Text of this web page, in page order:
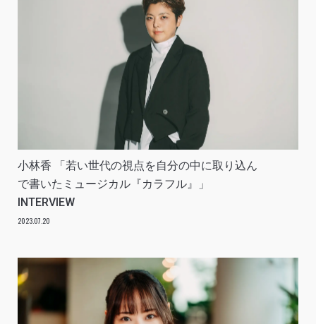
小林香 「若い世代の視点を自分の中に取り込ん
で書いたミュージカル『カラフル』」
INTERVIEW
2023.07.20